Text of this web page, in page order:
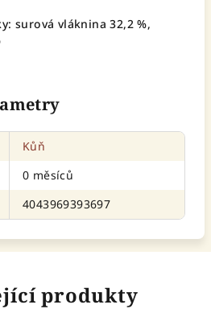
surová vláknina 32,2 %,
Kůň
0 měsíců
4043969393697
produkty